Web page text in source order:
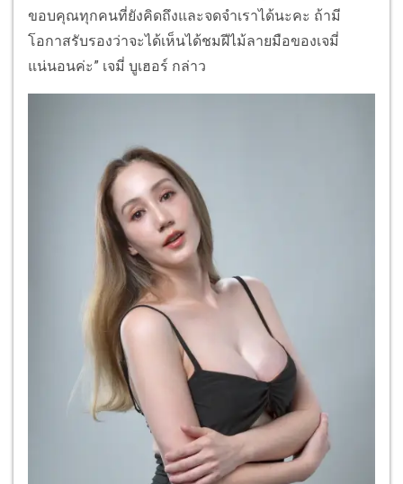
ขอบคุณทุกคนที่ยังคิดถึงและจดจำเราได้นะคะ ถ้ามี
โอกาสรับรองว่าจะได้เห็นได้ชมฝีไม้ลายมือของเจมี่
แน่นอนค่ะ” เจมี่ บูเฮอร์ กล่าว